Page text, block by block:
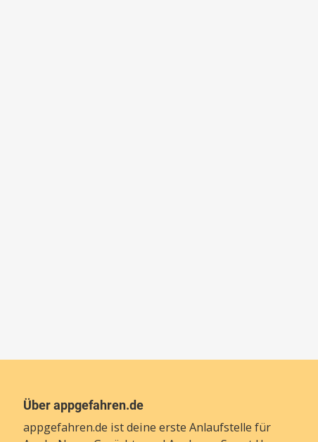
Über appgefahren.de
appgefahren.de ist deine erste Anlaufstelle für